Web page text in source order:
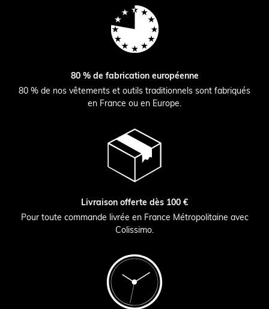
80 % de fabrication européenne
80 % de nos vêtements et outils traditionnels sont fabriqués
en France ou en Europe.
Livraison offerte dès 100 €
Pour toute commande livrée en France Métropolitaine avec
Colissimo.